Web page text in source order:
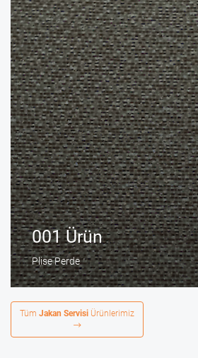
001 Ürün
Plise Perde
Tüm Jakan Servisi Ürünlerimiz